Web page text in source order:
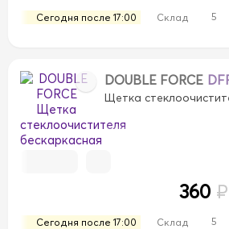
Сегодня после 17:00 Склад 5
DOUBLE FORCE
Щетка
Сегодня после 17:00 Склад 5
360 ₽